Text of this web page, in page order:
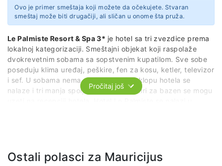
Ovo je primer smeštaja koji možete da očekujete. Stvaran
smeštaj može biti drugačiji, ali sličan u onome šta pruža.
Le Palmiste Resort & Spa 3* je hotel sa tri zvezdice prema
lokalnoj kategorizaciji. Smeštajni objekat koji raspolaže
dvokrevetnim sobama sa sopstvenim kupatilom. Sve sobe
poseduju klima uređaj, peškire, fen za kosu, ketler, televizor
i sef. U sobama nema pijaće vode. U sklopu hotela se
nalaze i tri manja spoljna bazena. Peškiri za bazen se mogu
Sajt
Pročitaj još
Ostali polasci za Mauricijus